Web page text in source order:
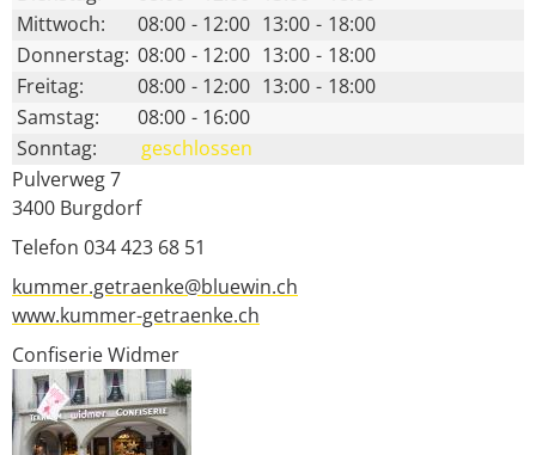
Mittwoch:
08:00 - 12:00 13:00 - 18:00
Donnerstag: 08:00 - 12:00 13:00 - 18:00
Freitag:
08:00 - 12:00 13:00 - 18:00
Samstag:
08:00 - 16:00
Sonntag:
geschlossen
Pulverweg 7
3400 Burgdorf
Telefon 034 423 68 51
kummer.getraenke@bluewin.ch
www.kummer-getraenke.ch
Confiserie Widmer